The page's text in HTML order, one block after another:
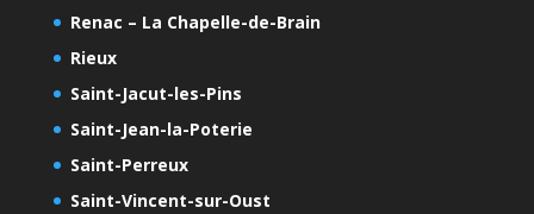
Renac – La Chapelle-de-Brain
Rieux
Saint-Jacut-les-Pins
Saint-Jean-la-Poterie
Saint-Perreux
Saint-Vincent-sur-Oust